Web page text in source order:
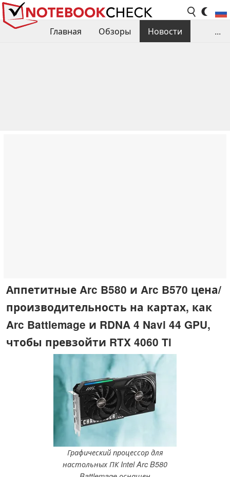
Главная Обзоры
Новости
...
Аппетитные Arc B580 и Arc B570 цена/
производительность на картах, как
Arc Battlemage и RDNA 4 Navi 44 GPU,
чтобы превзойти RTX 4060 Ti
Графический процессор для
настольных ПК Intel Arc B580